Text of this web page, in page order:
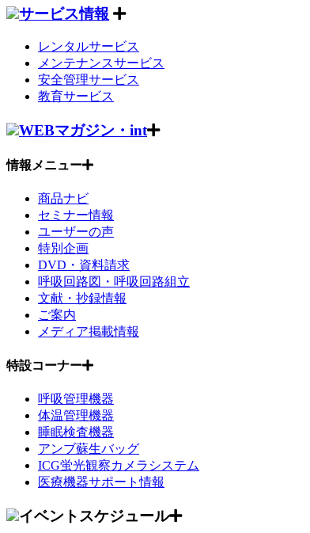
サービス情報
レンタルサービス
メンテナンスサービス
安全管理サービス
教育サービス
WEBマガジン・int
情報メニュー
商品ナビ
セミナー情報
ユーザーの声
特別企画
DVD・資料請求
呼吸回路図・呼吸回路組立
文献・抄録情報
ご案内
メディア掲載情報
特設コーナー
呼吸管理機器
体温管理機器
睡眠検査機器
アンブ蘇生バッグ
ICG蛍光観察カメラシステム
医療機器サポート情報
イベントスケジュール